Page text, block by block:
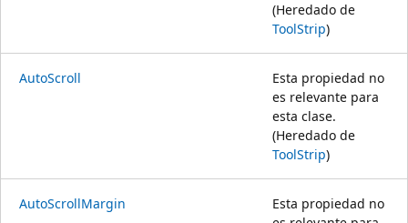
(Heredado de
ToolStrip)
AutoScroll
Esta propiedad no
es relevante para
esta clase.
(Heredado de
ToolStrip)
AutoScrollMargin
Esta propiedad no